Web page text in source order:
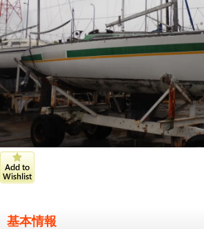
基本情報